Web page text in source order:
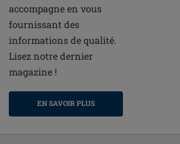
accompagne en vous
fournissant des
informations de qualité.
Lisez notre dernier
magazine !
EN SAVOIR PLUS